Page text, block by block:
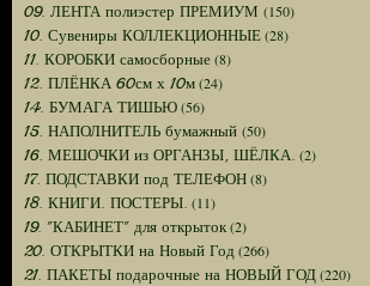
09. ЛЕНТА полиэстер ПРЕМИУМ (150)
10. Сувениры КОЛЛЕКЦИОННЫЕ(28)
11. КОРОБКИ самосборные(8)
12. ПЛЁНКА 60см х 10м(24)
14. БУМАГА ТИШЬЮ(56)
15. НАПОЛНИТЕЛЬ бумажный (50)
16. МЕШОЧКИ из ОРГАНЗЫ, ШЁЛКА. (2)
17. ПОДСТАВКИ под ТЕЛЕФОН(8)
18. КНИГИ. ПОСТЕРЫ. (11)
19. "КАБИНЕТ" для открыток(2)
20. ОТКРЫТКИ на Новый Год (266)
21. ПАКЕТЫ подарочные на НОВЫЙ ГОД(220)